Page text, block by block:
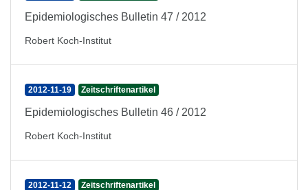
Epidemiologisches Bulletin 47 / 2012
Robert Koch-Institut
2012-11-19 Zeitschriftenartikel
Epidemiologisches Bulletin 46 / 2012
Robert Koch-Institut
2012-11-12 Zeitschriftenartikel